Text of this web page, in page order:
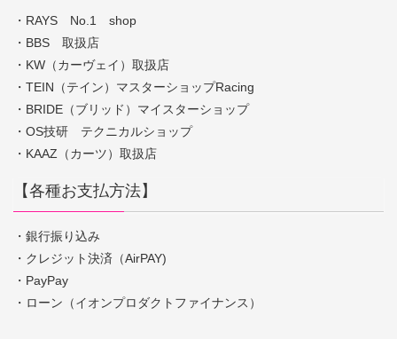
・RAYS No.1 shop
・BBS 取扱店
・KW（カーヴェイ）取扱店
・TEIN（テイン）マスターショップRacing
・BRIDE（ブリッド）マイスターショップ
・OS技研 テクニカルショップ
・KAAZ（カーツ）取扱店
【各種お支払方法】
・銀行振り込み
・クレジット決済（AirPAY)
・PayPay
・ローン（イオンプロダクトファイナンス）